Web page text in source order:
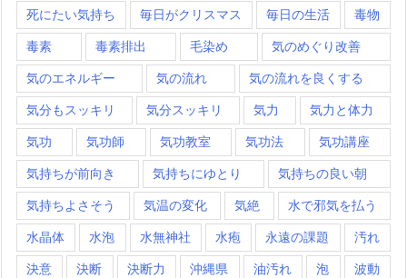
死にたい気持ち 毎日がクリスマス 毎日の生活 毒物
毒素 毒素排出 毛染め 気のめぐり改善
気のエネルギー 気の流れ 気の流れを良くする
気分もスッキリ 気分スッキリ 気力 気力と体力
気功 気功師 気功教室 気功法 気功講座
気持ちが前向き 気持ちにゆとり 気持ちの良い朝
気持ちよさそう 気温の変化 気絶 水で邪気を払う
水晶体 水泡 水無神社 水疱 永遠の課題 汚れ
決意 決断 決断力 沖縄県 油汚れ 泡 波動